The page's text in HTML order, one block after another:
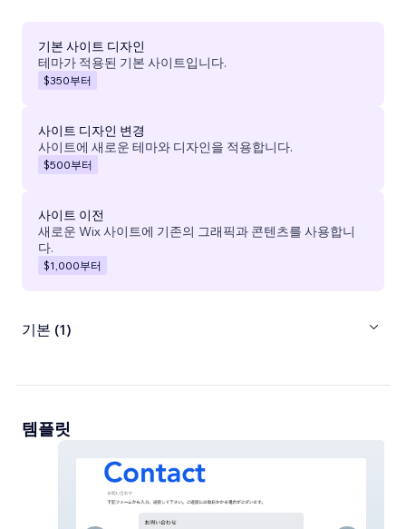
기본 사이트 디자인
테마가 적용된 기본 사이트입니다.
$350부터
사이트 디자인 변경
사이트에 새로운 테마와 디자인을 적용합니다.
$500부터
사이트 이전
새로운 Wix 사이트에 기존의 그래픽과 콘텐츠를 사용합니
다.
$1,000부터
기본 (1)
템플릿